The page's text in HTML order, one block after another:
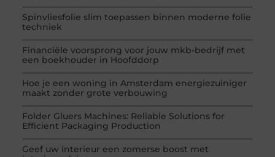
Spinvliesfolie slim toepassen binnen moderne folie
techniek
Financiële voorsprong voor jouw mkb-bedrijf met
een boekhouder in Hoofddorp
Hoe je een woning in Amsterdam energiezuiniger
maakt zonder grote verbouwing
Folder Gluers Machines: Reliable Solutions for
Efficient Packaging Production
Geef uw interieur een zomerse boost met